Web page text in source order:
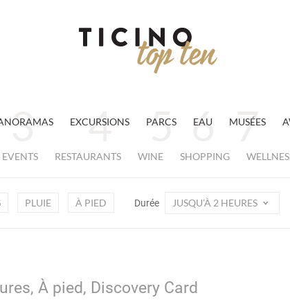
EXCURSIONS PARCS EAU MUSÉES
EVENTS RESTAURANTS WINE SHOPPING
PLUIE À PIED Durée JUSQU’À 2 HEURES
À pied, Discovery Card